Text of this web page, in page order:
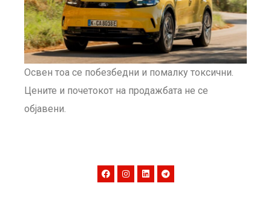
Освен тоа се побезбедни и помалку токсични.
Цените и почетокот на продажбата не се
објавени.